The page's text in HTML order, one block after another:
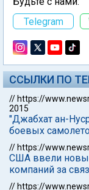
Telegram
ССЫЛКИ ПО
// https://
2015
"Джабхат ан-
боевых
// https://
США ввели
компаний за
// https://